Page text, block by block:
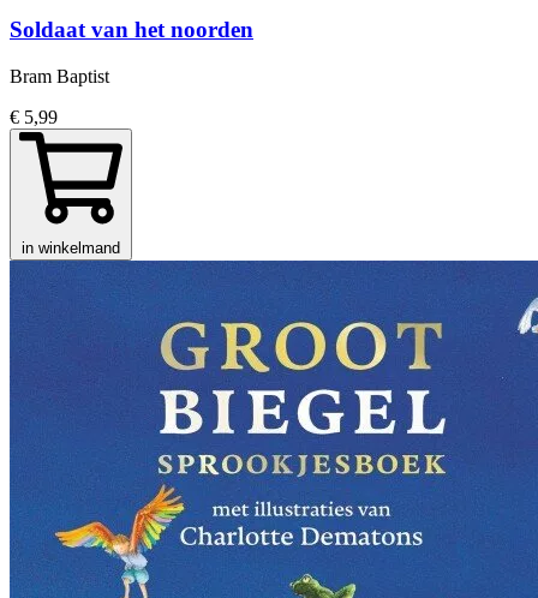
Soldaat van het noorden
Bram Baptist
€ 5,99
in winkelmand